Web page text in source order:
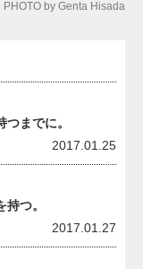
PHOTO by Genta Hisada
までに。
2017.01.25
つ。
2017.01.27